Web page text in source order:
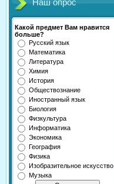
Наш опрос
Какой предмет Вам нравится
больше?
Русский язык
Математика
Литература
Химия
История
Обществознание
Иностранный язык
Биология
Физкультура
Информатика
Экономика
География
Физика
Изобразительное искусство
Музыка